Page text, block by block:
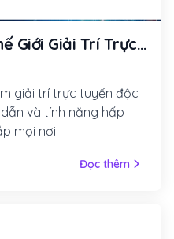
Giới Giải Trí Trực
giải trí trực tuyến độc
và tính năng hấp
mọi nơi.
Đọc thêm